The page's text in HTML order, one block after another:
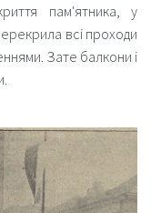
пам'ятника, у
всі проходи
Зате балкони і